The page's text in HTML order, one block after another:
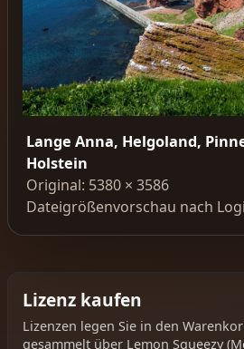
Lange Anna, Helgoland,
Holstein
Original: 5380 × 3586
Dateigrößenvorschau nach
Lizenz kaufen
Lizenzen legen Sie in den
gesammelt über Lemon Squeezy